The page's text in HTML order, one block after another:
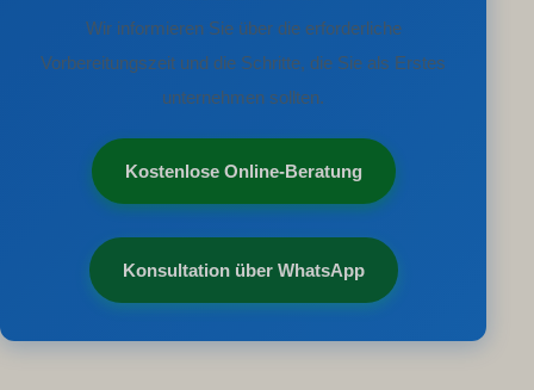
Wir informieren Sie über die erforderliche
Vorbereitungszeit und die Schritte, die Sie als Erstes
unternehmen sollten.
Kostenlose Online-Beratung
Konsultation über WhatsApp